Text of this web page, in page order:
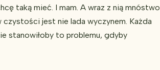
taką mieć. I mam. A wraz z nią mnóstwo
jest nie lada wyczynem. Każda
stanowiłoby to problemu, gdyby